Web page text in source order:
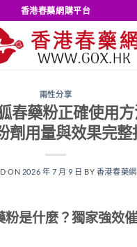
香港春藥網購平台
兩性分享
春藥粉正確使用
劑用量與效果完整
ON 2026 年 7 月 9 日 BY 香港春藥網
是什麼？獨家強效